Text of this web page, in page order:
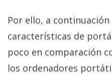
Por ello, a
características de
poco en comparación
los ordenadores